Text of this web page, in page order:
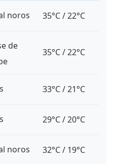
noros 35°C / 22°C
de
35°C / 22°C
33°C / 21°C
29°C / 20°C
noros 32°C / 19°C